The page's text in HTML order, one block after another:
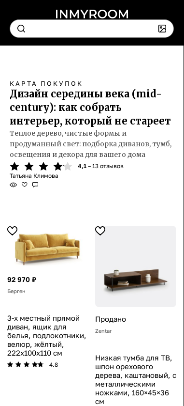
КАРТА ПОКУПОК
Дизайн середины века (mid-
century): как собрать
интерьер, который не стареет
Теплое дерево, чистые формы и
продуманный свет: подборка диванов, тумб,
освещения и декора для вашего дома
4,1 – 13 отзывов
Татьяна Климова
92 970 ₽
Берген
3-х местный прямой
диван, ящик для
белья, подлокотники,
велюр, жёлтый,
222x100x110 см
4.8
Продано
Zentar
Низкая тумба для ТВ,
шпон орехового
дерева, каштановый, с
металлическими
ножками, 160×45×36
см